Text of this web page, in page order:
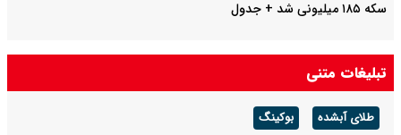
سکه ۱۸۵ میلیونی شد + جدول
تبلیغات متنی
طلای آبشده بوکینگ